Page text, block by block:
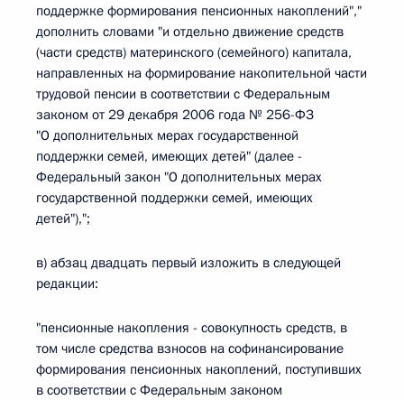
поддержке формирования пенсионных накоплений","
дополнить словами "и отдельно движение средств
(части средств) материнского (семейного) капитала,
направленных на формирование накопительной части
трудовой пенсии в соответствии с Федеральным
законом от 29 декабря 2006 года № 256-ФЗ
"О дополнительных мерах государственной
поддержки семей, имеющих детей" (далее -
Федеральный закон "О дополнительных мерах
государственной поддержки семей, имеющих
детей"),";
в) абзац двадцать первый изложить в следующей
редакции:
"пенсионные накопления - совокупность средств, в
том числе средства взносов на софинансирование
формирования пенсионных накоплений, поступивших
в соответствии с Федеральным законом